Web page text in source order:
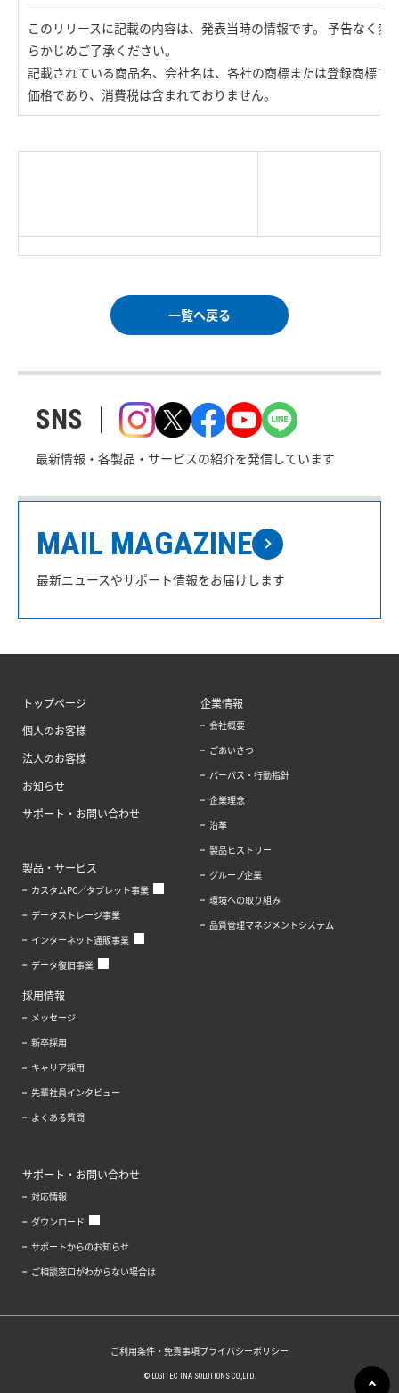
このリリースに記載の内容は、発表当時の情報です。 予告なく変
らかじめご了承ください。
記載されている商品名、会社名は、各社の商標または登録商標で
価格であり、消費税は含まれておりません。
一覧へ戻る
SNS
最新情報・各製品・サービスの紹介を発信しています
MAIL MAGAZINE
最新ニュースやサポート情報をお届けします
トップページ
個人のお客様
法人のお客様
お知らせ
サポート・お問い合わせ
製品・サービス
カスタムPC／タブレット事業
データストレージ事業
インターネット通販事業
データ復旧事業
企業情報
会社概要
ごあいさつ
パーパス・行動指針
企業理念
沿革
製品ヒストリー
グループ企業
環境への取り組み
品質管理マネジメントシステム
採用情報
メッセージ
新卒採用
キャリア採用
先輩社員インタビュー
よくある質問
サポート・お問い合わせ
対応情報
ダウンロード
サポートからのお知らせ
ご相談窓口がわからない場合は
ご利用条件・免責事項プライバシーポリシー
© LOGITEC INA SOLUTIONS CO.,LTD.